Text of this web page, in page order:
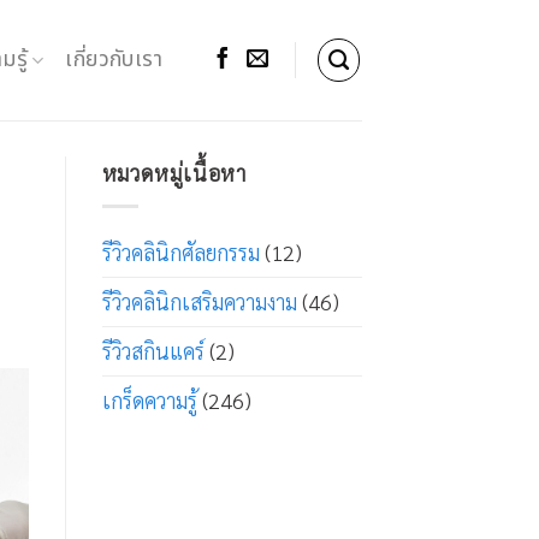
รู้ เกี่ยวกับเรา
หมวดหมู่เนื้อหา
รีวิวคลินิกศัลยกรรม (12)
รีวิวคลินิกเสริมความงาม (46)
รีวิวสกินแคร์ (2)
เกร็ดความรู้(246)